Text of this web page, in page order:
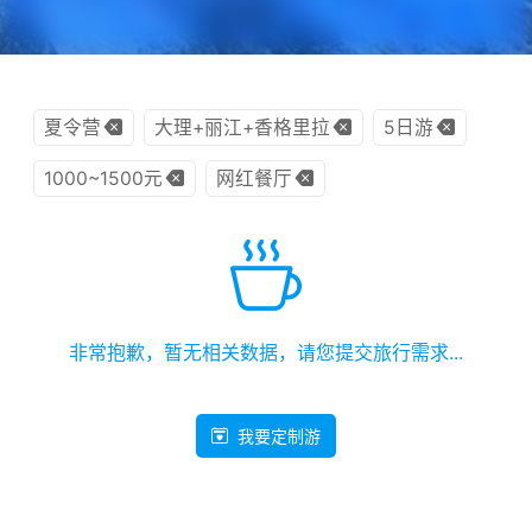
夏令营 大理+丽江+香格里拉 5日游
1000~1500元 网红餐厅
非常抱歉，暂无相关数据，请您提交旅行需求...
我要定制游